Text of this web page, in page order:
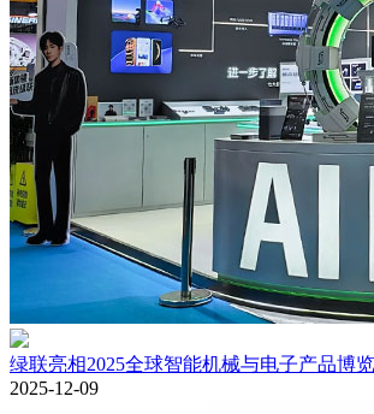
绿联亮相2025全球智能机械与电子产品博
2025-12-09